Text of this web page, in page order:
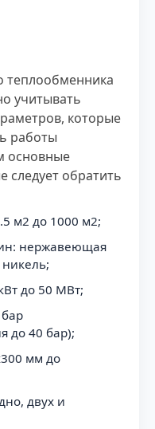
теплообменника
учитывать
которые
работы
основные
следует обратить
м2 до 1000 м2;
нержавеющая
никель;
до 50 МВт;
до 40 бар);
мм до
двух и